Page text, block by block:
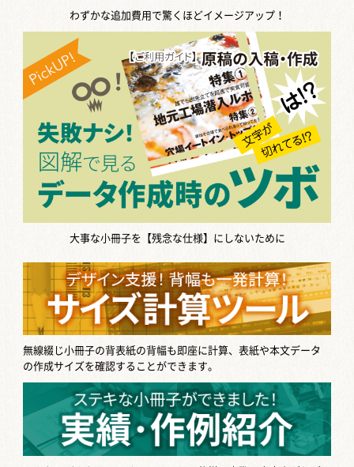
わずかな追加費用で驚くほどイメージアップ！
大事な小冊子を【残念な仕様】にしないために
無線綴じ小冊子の背表紙の背幅も即座に計算、表紙や本文データ
の作成サイズを確認することができます。